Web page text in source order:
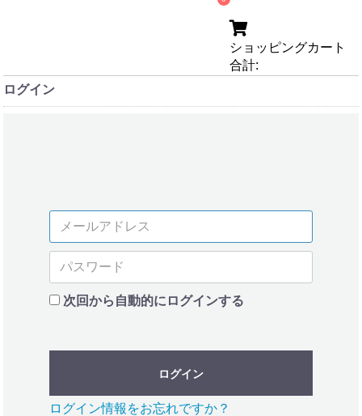
ショッピングカート
合計:
ログイン
次回から自動的にログインする
ログイン
ログイン情報をお忘れですか？